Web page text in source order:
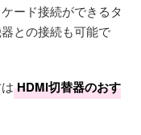
ード接続ができるタ
との接続も可能で
HDMI切替器のおす